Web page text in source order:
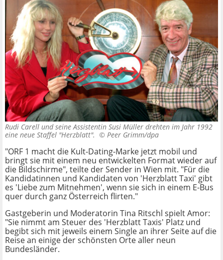
Rudi Carell und seine Assistentin Susi Müller drehten im Jahr 1992
eine neue Staffel "Herzblatt". © Peer Grimm/dpa
"ORF 1 macht die Kult-Dating-Marke jetzt mobil und
bringt sie mit einem neu entwickelten Format wieder auf
die Bildschirme", teilte der Sender in Wien mit. "Für die
Kandidatinnen und Kandidaten von 'Herzblatt Taxi' gibt
es 'Liebe zum Mitnehmen', wenn sie sich in einem E-Bus
quer durch ganz Österreich flirten."
Gastgeberin und Moderatorin Tina Ritschl spielt Amor:
"Sie nimmt am Steuer des 'Herzblatt Taxis' Platz und
begibt sich mit jeweils einem Single an ihrer Seite auf die
Reise an einige der schönsten Orte aller neun
Bundesländer.